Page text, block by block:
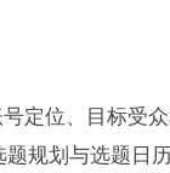
定位、目标受
规划与选题日历